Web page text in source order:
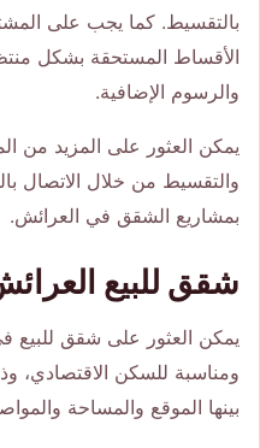
بالتقسيط. كما يجب على
الأقساط المستحقة بشكل
والرسوم الإضافية.
يمكن العثور على المزيد من
والتقسيط من خلال الاتصال
بمشاريع الشقق في العرائش.
شقق للبيع
يمكن العثور على شقق للبيع
ومناسبة للسكن الاقتصادي،
بينها الموقع والمساحة